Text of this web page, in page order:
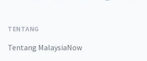
TENTANG
Tentang MalaysiaNow